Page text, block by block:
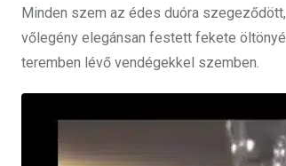
Minden szem az édes duóra
vőlegény elegánsan festett fekete
teremben lévő vendégekkel szemben.